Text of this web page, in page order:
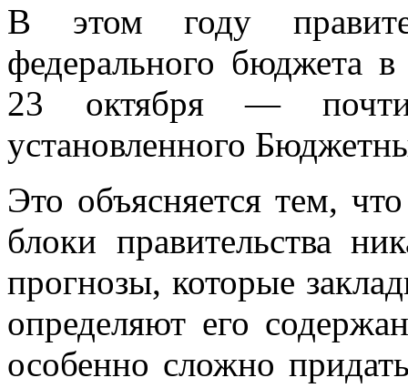
В этом году
федерального бюджета
23 октября —
установленного
Это объясняется тем,
блоки правительства
прогнозы, которые
определяют его
особенно сложно